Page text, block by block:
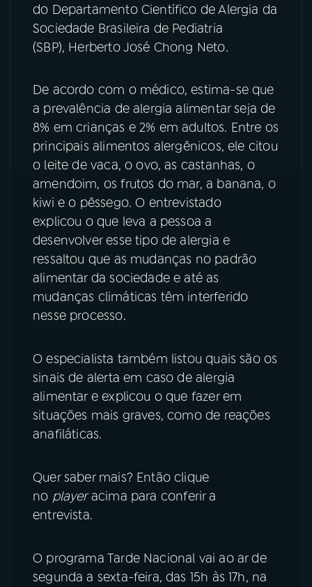
ACOMPANHE A RÁDIO NACIONAL
YouTube Facebook
Instagram X
TikTok
do Departamento Científico de Alergia da
Sociedade Brasileira de Pediatria
(SBP), Herberto José Chong Neto.
De acordo com o médico, estima-se que
a prevalência de alergia alimentar seja de
8% em crianças e 2% em adultos. Entre os
principais alimentos alergênicos, ele citou
o leite de vaca, o ovo, as castanhas, o
amendoim, os frutos do mar, a banana, o
kiwi e o pêssego. O entrevistado
explicou o que leva a pessoa a
desenvolver esse tipo de alergia e
ressaltou que as mudanças no padrão
alimentar da sociedade e até as
mudanças climáticas têm interferido
nesse processo.
O especialista também listou quais são os
sinais de alerta em caso de alergia
alimentar e explicou o que fazer em
situações mais graves, como de reações
anafiláticas.
Quer saber mais? Então clique
no playeracima para conferir a
entrevista.
O programa Tarde Nacional vai ao ar de
segunda a sexta-feira, das 15h às 17h, na